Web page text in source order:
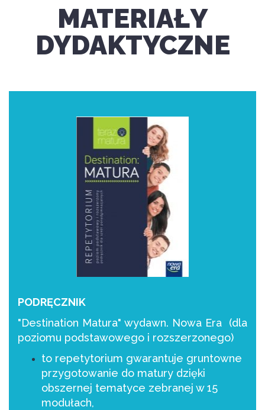
MATERIAŁY
DYDAKTYCZNE
PODRĘCZNIK
"Destination Matura" wydawn. Nowa Era (dla
poziomu podstawowego i rozszerzonego)
to repetytorium gwarantuje gruntowne
przygotowanie do matury dzięki
obszernej tematyce zebranej w 15
modułach,